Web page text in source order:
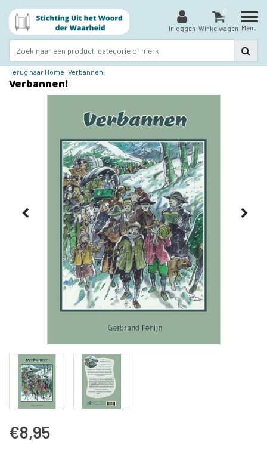
Inloggen
0
Winkelwagen Menu
Terug naar Home | Verbannen!
Verbannen!
€8,95